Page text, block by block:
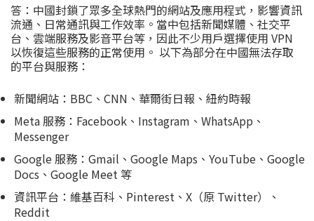
答：中國封鎖了眾多全球熱門的網站及應用程式，影響資訊
流通、日常通訊與工作效率。當中包括新聞媒體、社交平
台、雲端服務及影音平台等，因此不少用戶選擇使用 VPN
以恢復這些服務的正常使用。 以下為部分在中國無法存取
的平台與服務：
新聞網站：BBC、CNN、華爾街日報、紐約時報
Meta 服務：Facebook、Instagram、WhatsApp、
Messenger
Google 服務：Gmail、Google Maps、YouTube、Google
Docs、Google Meet 等
資訊平台：維基百科、Pinterest、X（原 Twitter）、
Reddit